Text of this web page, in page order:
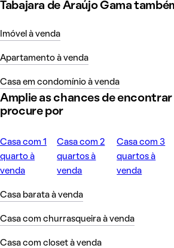
Tabajara de Araújo Gama
Imóvel à venda
Apartamento à venda
Casa em condomínio à venda
Amplie as chances de encontrar
procure por
Casa com 1
quarto à
venda
Casa com 2
quartos à
venda
Casa com 3
quartos à
venda
Casa barata à venda
Casa com churrasqueira à venda
Casa com closet à venda